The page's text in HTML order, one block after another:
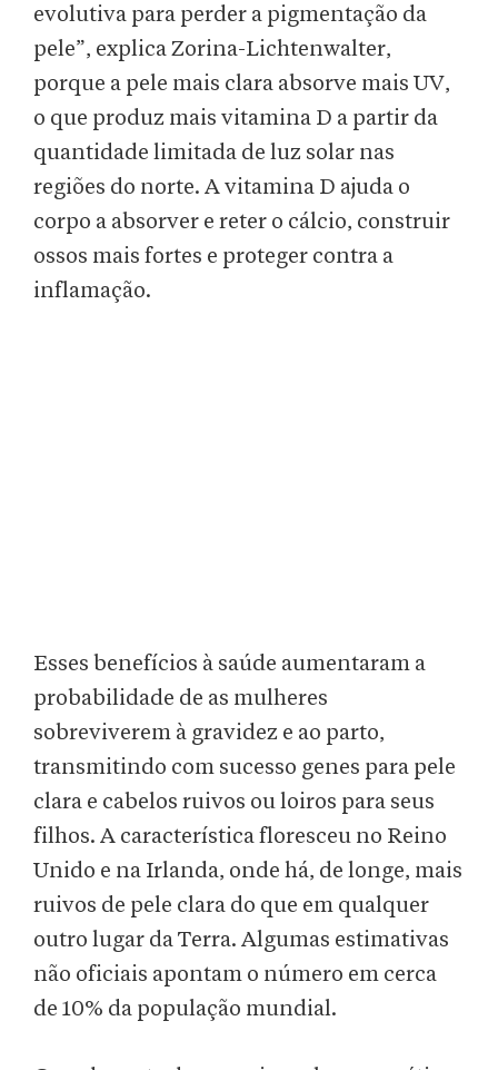
evolutiva para perder a pigmentação da
pele”, explica Zorina-Lichtenwalter,
porque a pele mais clara absorve mais UV,
o que produz mais vitamina D a partir da
quantidade limitada de luz solar nas
regiões do norte. A vitamina D ajuda o
corpo a absorver e reter o cálcio, construir
ossos mais fortes e proteger contra a
inflamação.
Esses benefícios à saúde aumentaram a
probabilidade de as mulheres
sobreviverem à gravidez e ao parto,
transmitindo com sucesso genes para pele
clara e cabelos ruivos ou loiros para seus
filhos. A característica floresceu no Reino
Unido e na Irlanda, onde há, de longe, mais
ruivos de pele clara do que em qualquer
outro lugar da Terra. Algumas estimativas
não oficiais apontam o número em cerca
de 10% da população mundial.